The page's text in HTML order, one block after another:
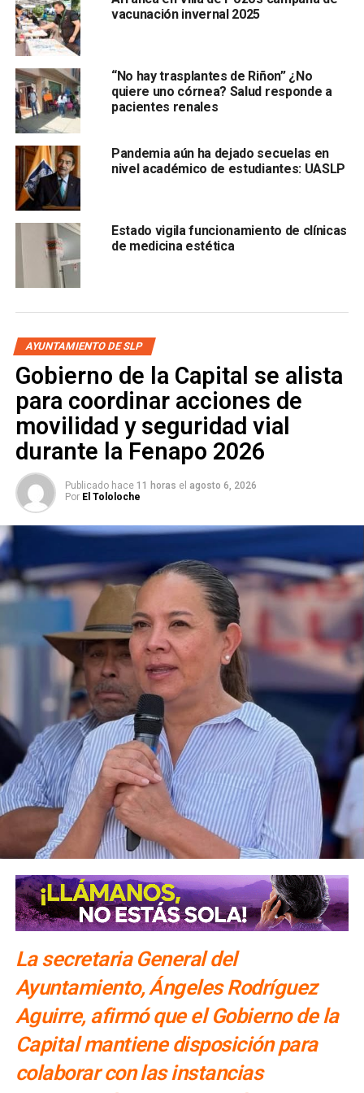
El grupo de trabajadores del entretenimiento se presentó
a las oficinas de la Coepris con pancartas que traían
mensajes de:
denunciaban que los programas de apoyo a la cultura solo
benefician a aquellos cercanos de los servidores públicos
municipales.
trabajadores del espectáculo habían denunciado que, a
diferencia de otras profesiones que solo vieron reducidos
sus ingresos, los de ellos han desaparecido.
También recomendamos leer:Confirmaron 201 casos de
ARTÍCULOS RELACIONADOS: COEPRIS
COVID-19
MANIFESTACIONES EN SLP
SIGUIENTE
Cae anciano que abusó sexualmente de su nieta de 8
años en SLP
NO TE PIERDAS
Fernando Chávez, titular de la SCT, también dio
positivo a covid-19
vacunación invernal 2025
“No hay trasplantes de Riñon” ¿No
quiere uno córnea? Salud responde a
pacientes renales
Pandemia aún ha dejado secuelas en
nivel académico de estudiantes: UASLP
Estado vigila funcionamiento de clínicas
de medicina estética
AYUNTAMIENTO DE SLP
Gobierno de la Capital se alista
para coordinar acciones de
movilidad y seguridad vial
durante la Fenapo 2026
Publicado hace 11 horas el agosto 6, 2026
Por El Tololoche
La secretaria General del
Ayuntamiento, Ángeles Rodríguez
Aguirre, afirmó que el Gobierno de la
Capital mantiene disposición para
colaborar con las instancias